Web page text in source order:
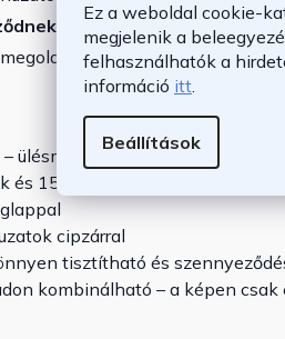
Ez a weboldal cookie-
megjelenik a
felhasználhatók a
információ itt
Beállítások
. Ez a szett ötvözi az
kínál.
ülésmagasság: 47 cm
és 15 cm vastag háttámlapárnák
cipzárral
tisztítható és
kombinálható – a képen